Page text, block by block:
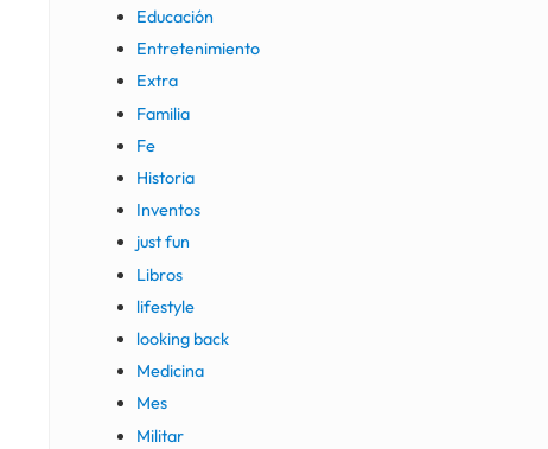
Educación
Entretenimiento
Extra
Familia
Fe
Historia
Inventos
just fun
Libros
lifestyle
looking back
Medicina
Mes
Militar